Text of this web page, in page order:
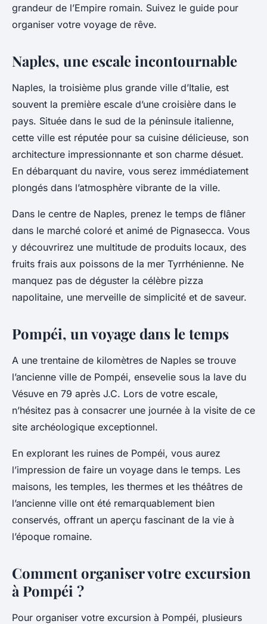
grandeur de l’Empire romain. Suivez le guide pour
organiser votre voyage de rêve.
Naples, une escale incontournable
Naples, la troisième plus grande ville d’Italie, est
souvent la première escale d’une croisière dans le
pays. Située dans le sud de la péninsule italienne,
cette ville est réputée pour sa cuisine délicieuse, son
architecture impressionnante et son charme désuet.
En débarquant du navire, vous serez immédiatement
plongés dans l’atmosphère vibrante de la ville.
Dans le centre de Naples, prenez le temps de flâner
dans le marché coloré et animé de Pignasecca. Vous
y découvrirez une multitude de produits locaux, des
fruits frais aux poissons de la mer Tyrrhénienne. Ne
manquez pas de déguster la célèbre pizza
napolitaine, une merveille de simplicité et de saveur.
Pompéi, un voyage dans le temps
A une trentaine de kilomètres de Naples se trouve
l’ancienne ville de Pompéi, ensevelie sous la lave du
Vésuve en 79 après J.C. Lors de votre escale,
n’hésitez pas à consacrer une journée à la visite de ce
site archéologique exceptionnel.
En explorant les ruines de Pompéi, vous aurez
l’impression de faire un voyage dans le temps. Les
maisons, les temples, les thermes et les théâtres de
l’ancienne ville ont été remarquablement bien
conservés, offrant un aperçu fascinant de la vie à
l’époque romaine.
Comment organiser votre excursion
à Pompéi ?
Pour organiser votre excursion à Pompéi, plusieurs